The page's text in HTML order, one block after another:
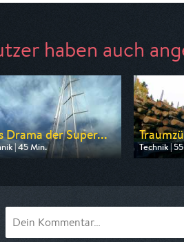
haben auch
Drama der Super...
| 45 Min.
von ZDF
Technik |